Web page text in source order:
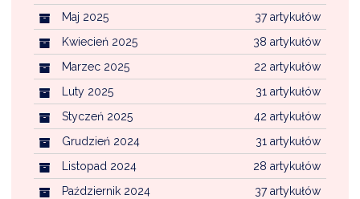
37 artykułów
Maj 2025
38 artykułów
Kwiecień 2025
22 artykułów
Marzec 2025
31 artykułów
Luty 2025
42 artykułów
Styczeń 2025
31 artykułów
Grudzień 2024
28 artykułów
Listopad 2024
37 artykułów
Październik 2024